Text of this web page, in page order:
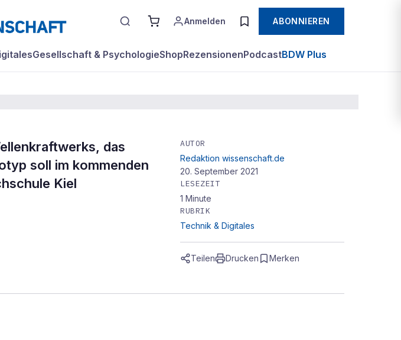
Anmelden ABONNIEREN
Gesellschaft & PsychologieShopRezensionenPodcastBDW Plus
das
soll im kommenden
Kiel
AUTOR
Redaktion wissenschaft.de
20. September 2021
LESEZEIT
1 Minute
RUBRIK
Technik & Digitales
Teilen Drucken Merken